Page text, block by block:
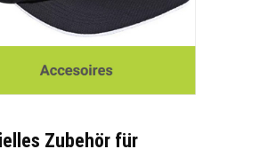
Zubehör für